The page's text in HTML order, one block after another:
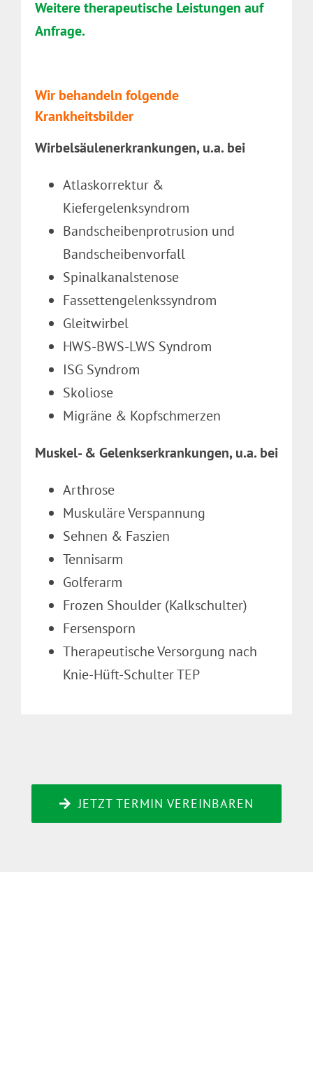
Weitere therapeutische Leistungen auf
Anfrage.
Wir behandeln folgende
Krankheitsbilder
Wirbelsäulenerkrankungen, u.a. bei
Atlaskorrektur &
Kiefergelenksyndrom
Bandscheibenprotrusion und
Bandscheibenvorfall
Spinalkanalstenose
Fassettengelenkssyndrom
Gleitwirbel
HWS-BWS-LWS Syndrom
ISG Syndrom
Skoliose
Migräne & Kopfschmerzen
Muskel- & Gelenkserkrankungen, u.a. bei
Arthrose
Muskuläre Verspannung
Sehnen & Faszien
Tennisarm
Golferarm
Frozen Shoulder (Kalkschulter)
Fersensporn
Therapeutische Versorgung nach
Knie-Hüft-Schulter TEP
JETZT TERMIN VEREINBAREN